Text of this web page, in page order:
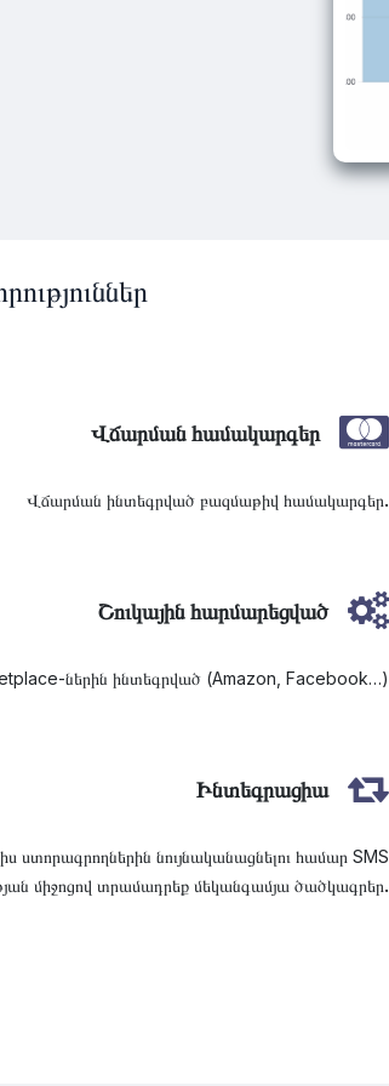
Վճարման համակարգեր
Վճարման ինտեգրված բազմաթիվ համակարգեր.
Շուկային հարմարեցված
ներին ինտեգրված (Amazon, Facebook…)
Ինտեգրացիա
ստորագրողներին նույնականացնելու համար SMS
միջոցով տրամադրեք մեկանգամյա ծածկագրեր.